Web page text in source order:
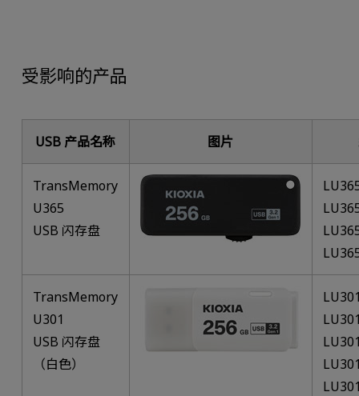
受影响的产品
USB 产品名称 图片
TransMemory
U365
USB 闪存盘
TransMemory
U301
USB 闪存盘
（白色）